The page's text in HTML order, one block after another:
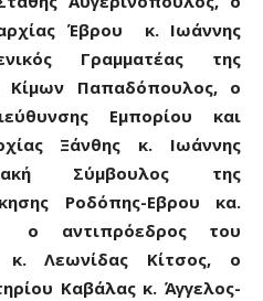
Έβρου κ. Ιωάννης
Γραμματέας της
Κίμων Παπαδόπουλος, ο
Εμπορίου και
Ξάνθης κ. Ιωάννης
Σύμβουλος της
Ροδόπης-Εβρου κα.
ο αντιπρόεδρος του
κ. Λεωνίδας Κίτσος, ο
Καβάλας κ. Άγγελος-